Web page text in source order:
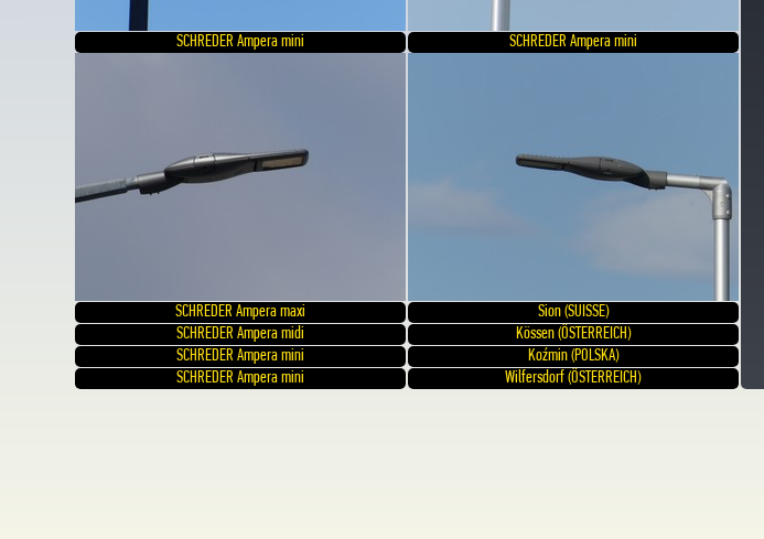
SCHREDER Ampera mini SCHREDER Ampera mini
SCHREDER Ampera maxi
Sion (SUISSE)
SCHREDER Ampera midi
Kössen (ÖSTERREICH)
SCHREDER Ampera mini
Koźmin (POLSKA)
SCHREDER Ampera mini
Wilfersdorf (ÖSTERREICH)